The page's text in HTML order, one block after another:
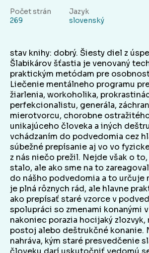
Počet strán
269
Jazyk
slovenský
stav knihy: dobrý. Šiesty diel z
Šlabikárov šťastia je venovaný
praktickým metódam pre
Liečenie mentálneho programu
žiarlenia, workoholika,
perfekcionalistu, generála,
mierotvorcu, chorobne
unikajúceho človeka a iných
vchádzaním do podvedomia cez
súbežné prepísanie aj vo vo
z nás niečo prežil. Nejde však o
stalo, ale ako sme na to
do nášho podvedomia a to určuje
je plná rôznych rád, ale hlavne
ako prepísať staré vzorce v
spolupráci so zmenami konanými
nakoniec porazia hocijaký zlozvyk,
postoj alebo deštrukčné konanie.
nahráva, kým staré presvedčenie